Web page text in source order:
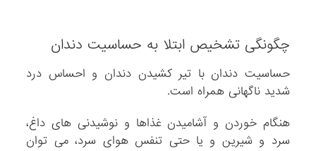
چگونگی تشخیص ابتلا به حساسیت دندان
حساسیت دندان با تیر کشیدن دندان و احساس درد
شدید ناگهانی همراه است.
هنگام خوردن و آشامیدن غذاها و نوشیدنی های داغ،
سرد و شیرین و یا حتی تنفس هوای سرد، می توان